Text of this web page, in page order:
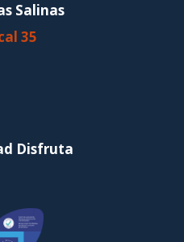
Salinas
35
Disfruta